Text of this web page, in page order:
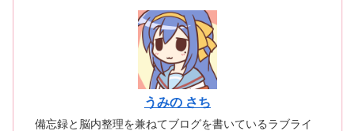
うみの さち
備忘録と脳内整理を兼ねてブログを書いているラブライ